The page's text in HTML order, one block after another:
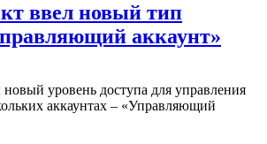
ввел новый тип
аккаунт»
уровень доступа для управления
аккаунтах – «Управляющий